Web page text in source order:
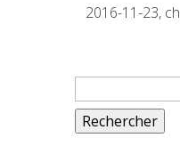
2016-11-23,
Rechercher :